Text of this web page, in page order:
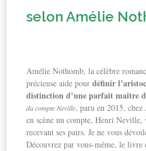
selon Amélie
Amélie Nothomb, la célèbre
précieuse aide pourdéfinir
distinction d’une parfait maître
du compte Neville, paru en 2015,
en scène un compte, Henri Neville,
recevant ses pairs. Je ne vous
Découvrez par vous-même, le livre